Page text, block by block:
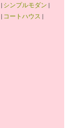
| シンプルモダン |
| コートハウス |